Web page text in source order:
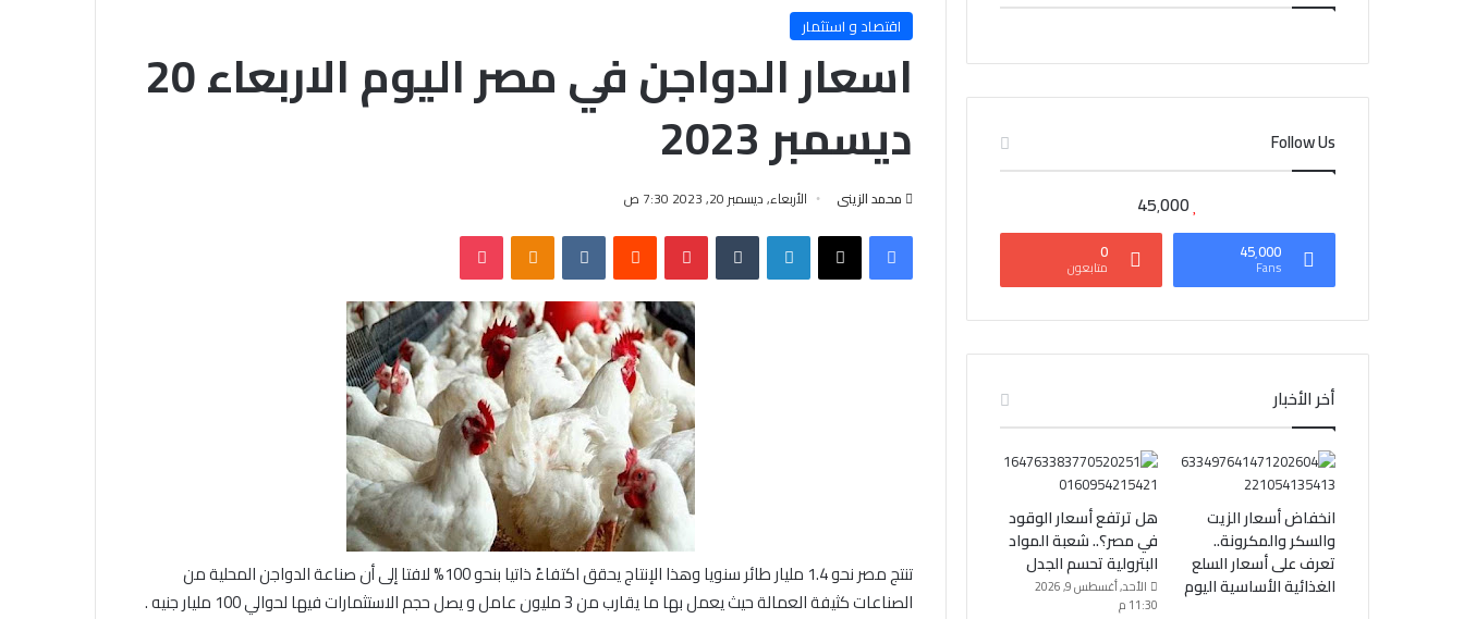
اقتصاد و استثمار
اسعار الدواجن في مصر اليوم الاربعاء 20
ديسمبر 2023
محمد الزينى الأربعاء, ديسمبر 20, 2023 7:30 ص
فيسبوك لينكدإن بينتيريست
تنتج مصر نحو 1.4 مليار طائر سنويا وهذا الإنتاج يحقق اكتفاءً ذاتيا بنحو 100% لافتا إلى أن صناعة الدواجن المحلية من
الصناعات كثيفة العمالة حيث يعمل بها ما يقارب من 3 مليون عامل و يصل حجم الاستثمارات فيها لحوالي 100 مليار جنيه .
Follow Us
45٬000
45٬000
Fans
0
متابعون
أخر الأخبار
انخفاض أسعار الزيت
والسكر والمكرونة..
تعرف على أسعار السلع
الغذائية الأساسية اليوم
هل ترتفع أسعار الوقود
في مصر؟.. شعبة المواد
البترولية تحسم الجدل
الأحد, أغسطس 9, 2026
11:30 م